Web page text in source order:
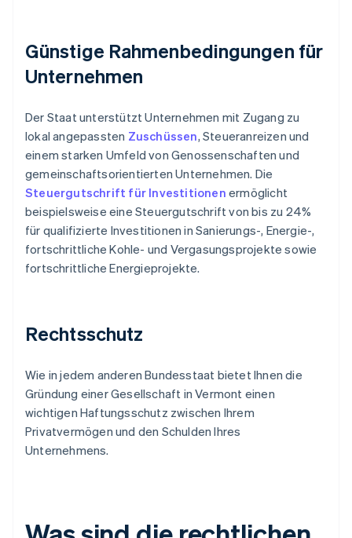
Günstige Rahmenbedingungen für
Unternehmen
Der Staat unterstützt Unternehmen mit Zugang zu
lokal angepassten Zuschüssen, Steueranreizen und
einem starken Umfeld von Genossenschaften und
gemeinschaftsorientierten Unternehmen. Die
Steuergutschrift für Investitionen ermöglicht
beispielsweise eine Steuergutschrift von bis zu 24%
für qualifizierte Investitionen in Sanierungs-, Energie-,
fortschrittliche Kohle- und Vergasungsprojekte sowie
fortschrittliche Energieprojekte.
Rechtsschutz
Wie in jedem anderen Bundesstaat bietet Ihnen die
Gründung einer Gesellschaft in Vermont einen
wichtigen Haftungsschutz zwischen Ihrem
Privatvermögen und den Schulden Ihres
Unternehmens.